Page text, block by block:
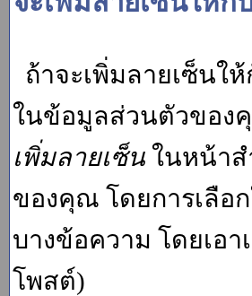
ถ้าจะเพิ่มลายเซ็น
ในข้อมูลส่วนตัวของ
เพิ่มลายเซ็น ในหน้า
ของคุณ โดยการเลือ
บางข้อความ โดยเอ
โพสต์)